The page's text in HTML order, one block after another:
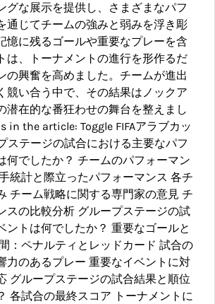
グな展示を提供し、さまざまなパフ
通じてチームの強みと弱みを浮き彫
憶に残るゴールや重要なプレーを含
は、トーナメントの進行を形作るだ
の興奮を高めました。チームが進出
競い合う中で、その結果はノックア
潜在的な番狂わせの舞台を整えまし
in the article: Toggle FIFAアラブカッ
ステージの試合における主要なパフ
何でしたか？ チームのパフォーマン
統計と際立ったパフォーマンス 各チ
チーム戦略に関する専門家の意見 チ
スの比較分析 グループステージの試
ントは何でしたか？ 重要なゴールと
：ペナルティとレッドカード 試合の
力のあるプレー 重要なイベントに対
グループステージの試合結果と順位
各試合の最終スコア トーナメントに